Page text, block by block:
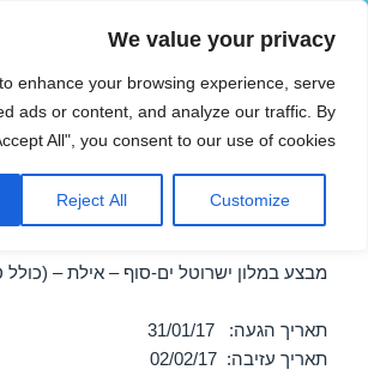
We value your privacy
enhance your browsing experience, serve
ads or content, and analyze our traffic. By
All", you consent to our use of cookies.
Customize
Reject All
הוטצימר
חופשה במלון ישרוטל
אילת 31/01/2017
מבצע במלון ישרוטל ים-סוף – אילת – (כולל
תאריך הגעה: 31/01/17
תאריך עזיבה: 02/02/17